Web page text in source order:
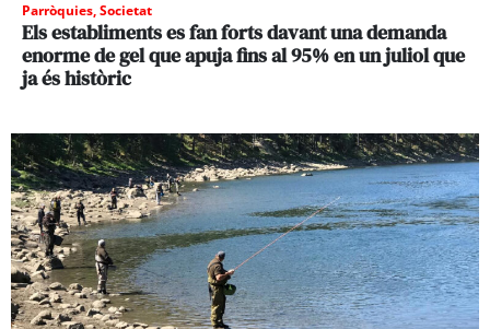
Parròquies,Societat
Els establiments es fan forts davant una demanda
enorme de gel que apuja fins al 95% en un juliol que
ja és històric